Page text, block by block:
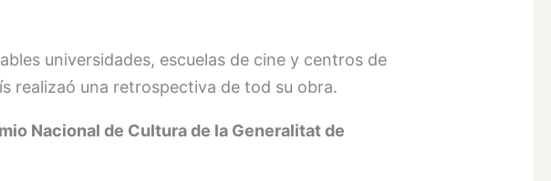
universidades, escuelas de cine y centros de
realizaó una retrospectiva de tod su obra.
Nacional de Cultura de la Generalitat de